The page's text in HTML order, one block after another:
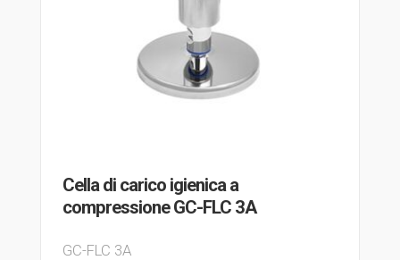
Cella di carico igienica a
compressione GC-FLC 3A
GC-FLC 3A